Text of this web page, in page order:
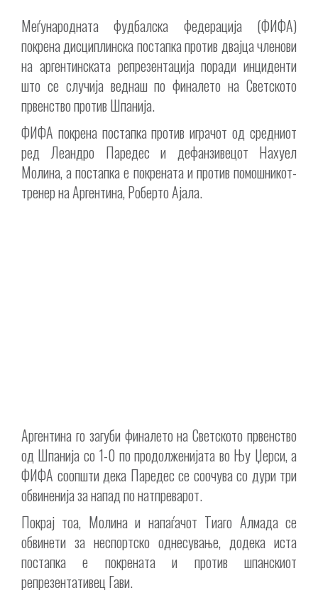
Меѓународната фудбалска федерација (ФИФА)
покрена дисциплинска постапка против двајца членови
на аргентинската репрезентација поради инциденти
што се случија веднаш по финалето на Светското
првенство против Шпанија.
ФИФА покрена постапка против играчот од средниот
ред Леандро Паредес и дефанзивецот Нахуел
Молина, а постапка е покрената и против помошникот-
тренер на Аргентина, Роберто Ајала.
Аргентина го загуби финалето на Светското првенство
од Шпанија со 1-0 по продолженијата во Њу Џерси, а
ФИФА соопшти дека Паредес се соочува со дури три
обвиненија за напад по натпреварот.
Покрај тоа, Молина и напаѓачот Тиаго Алмада се
обвинети за неспортско однесување, додека иста
постапка е покрената и против шпанскиот
репрезентативец Гави.